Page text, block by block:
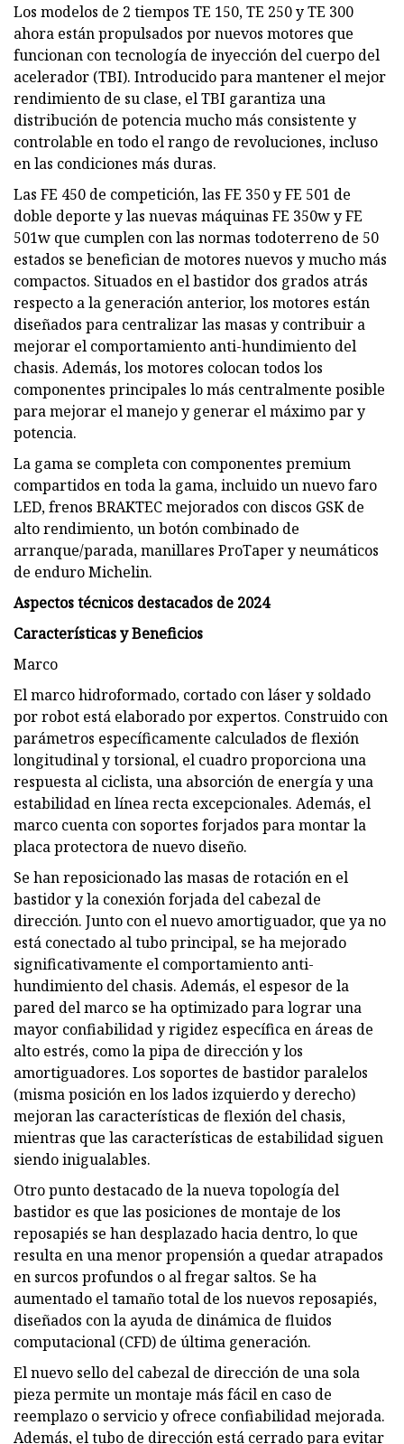
Los modelos de 2 tiempos TE 150, TE 250 y TE 300
ahora están propulsados ​​por nuevos motores que
funcionan con tecnología de inyección del cuerpo del
acelerador (TBI). Introducido para mantener el mejor
rendimiento de su clase, el TBI garantiza una
distribución de potencia mucho más consistente y
controlable en todo el rango de revoluciones, incluso
en las condiciones más duras.
Las FE 450 de competición, las FE 350 y FE 501 de
doble deporte y las nuevas máquinas FE 350w y FE
501w que cumplen con las normas todoterreno de 50
estados se benefician de motores nuevos y mucho más
compactos. Situados en el bastidor dos grados atrás
respecto a la generación anterior, los motores están
diseñados para centralizar las masas y contribuir a
mejorar el comportamiento anti-hundimiento del
chasis. Además, los motores colocan todos los
componentes principales lo más centralmente posible
para mejorar el manejo y generar el máximo par y
potencia.
La gama se completa con componentes premium
compartidos en toda la gama, incluido un nuevo faro
LED, frenos BRAKTEC mejorados con discos GSK de
alto rendimiento, un botón combinado de
arranque/parada, manillares ProTaper y neumáticos
de enduro Michelin.
Aspectos técnicos destacados de 2024
Características y Beneficios
Marco
El marco hidroformado, cortado con láser y soldado
por robot está elaborado por expertos. Construido con
parámetros específicamente calculados de flexión
longitudinal y torsional, el cuadro proporciona una
respuesta al ciclista, una absorción de energía y una
estabilidad en línea recta excepcionales. Además, el
marco cuenta con soportes forjados para montar la
placa protectora de nuevo diseño.
Se han reposicionado las masas de rotación en el
bastidor y la conexión forjada del cabezal de
dirección. Junto con el nuevo amortiguador, que ya no
está conectado al tubo principal, se ha mejorado
significativamente el comportamiento anti-
hundimiento del chasis. Además, el espesor de la
pared del marco se ha optimizado para lograr una
mayor confiabilidad y rigidez específica en áreas de
alto estrés, como la pipa de dirección y los
amortiguadores. Los soportes de bastidor paralelos
(misma posición en los lados izquierdo y derecho)
mejoran las características de flexión del chasis,
mientras que las características de estabilidad siguen
siendo inigualables.
Otro punto destacado de la nueva topología del
bastidor es que las posiciones de montaje de los
reposapiés se han desplazado hacia dentro, lo que
resulta en una menor propensión a quedar atrapados
en surcos profundos o al fregar saltos. Se ha
aumentado el tamaño total de los nuevos reposapiés,
diseñados con la ayuda de dinámica de fluidos
computacional (CFD) de última generación.
El nuevo sello del cabezal de dirección de una sola
pieza permite un montaje más fácil en caso de
reemplazo o servicio y ofrece confiabilidad mejorada.
Además, el tubo de dirección está cerrado para evitar